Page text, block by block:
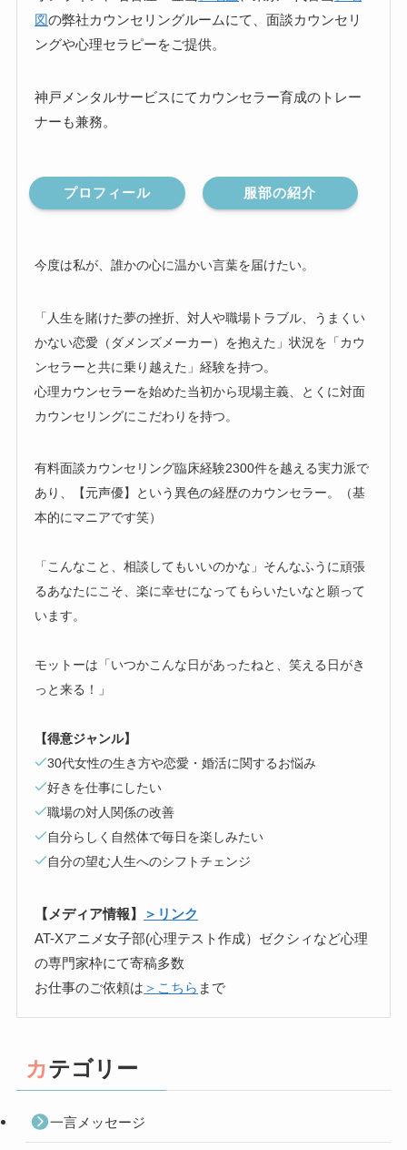
図の弊社カウンセリングルームにて、面談カウンセリ
ングや心理セラピーをご提供。
神戸メンタルサービスにてカウンセラー育成のトレー
ナーも兼務。
プロフィール 服部の紹介
今度は私が、誰かの心に温かい言葉を届けたい。
「人生を賭けた夢の挫折、対人や職場トラブル、うまくい
かない恋愛（ダメンズメーカー）を抱えた」状況を「カウ
ンセラーと共に乗り越えた」経験を持つ。
心理カウンセラーを始めた当初から現場主義、とくに対面
カウンセリングにこだわりを持つ。
有料面談カウンセリング臨床経験2300件を越える実力派で
あり、【元声優】という異色の経歴のカウンセラー。（基
本的にマニアです笑）
「こんなこと、相談してもいいのかな」そんなふうに頑張
るあなたにこそ、楽に幸せになってもらいたいなと願って
います。
モットーは「いつかこんな日があったねと、笑える日がき
っと来る！」
【得意ジャンル】
30代女性の生き方や恋愛・婚活に関するお悩み
好きを仕事にしたい
職場の対人関係の改善
自分らしく自然体で毎日を楽しみたい
自分の望む人生へのシフトチェンジ
【メディア情報】
＞リンク
AT-Xアニメ女子部(心理テスト作成）ゼクシィなど心理
の専門家枠にて寄稿多数
お仕事のご依頼は ＞こちら まで
カテゴリー
一言メッセージ